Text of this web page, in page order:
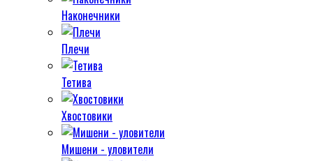
Наконечники
Плечи
Тетива
Хвостовики
Мишени - уловители